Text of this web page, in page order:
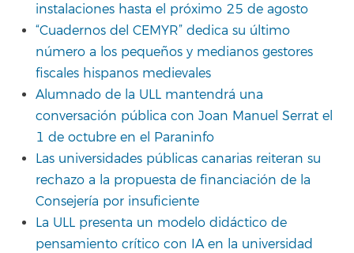
instalaciones hasta el próximo 25 de agosto
“Cuadernos del CEMYR” dedica su último
número a los pequeños y medianos gestores
fiscales hispanos medievales
Alumnado de la ULL mantendrá una
conversación pública con Joan Manuel Serrat el
1 de octubre en el Paraninfo
Las universidades públicas canarias reiteran su
rechazo a la propuesta de financiación de la
Consejería por insuficiente
La ULL presenta un modelo didáctico de
pensamiento crítico con IA en la universidad